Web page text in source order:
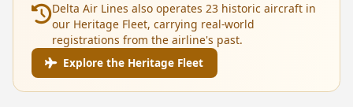
Delta Air Lines also operates 23 historic aircraft in
our Heritage Fleet, carrying real-world
registrations from the airline's past.
Explore the Heritage Fleet